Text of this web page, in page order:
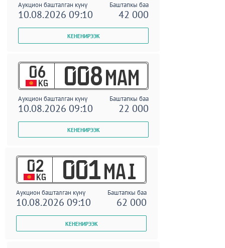
Аукцион башталган күнү Баштапкы баа
10.08.2026 09:10 42 000
06
KG 008 MAM
Аукцион башталган күнү Баштапкы баа
10.08.2026 09:10 22 000
02
KG 001 MAI
Аукцион башталган күнү Баштапкы баа
10.08.2026 09:10 62 000